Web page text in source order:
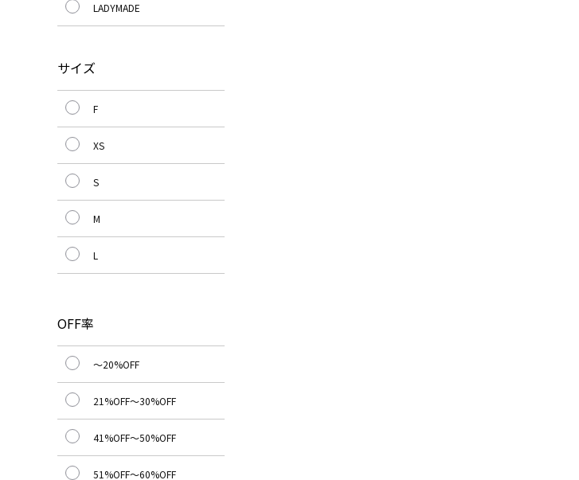
LADYMADE
サイズ
F
XS
S
M
L
OFF率
～20%OFF
21%OFF～30%OFF
41%OFF～50%OFF
51%OFF～60%OFF